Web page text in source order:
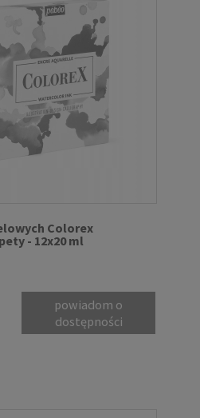
Colorex
- 12x20 ml
powiadom o
dostępności